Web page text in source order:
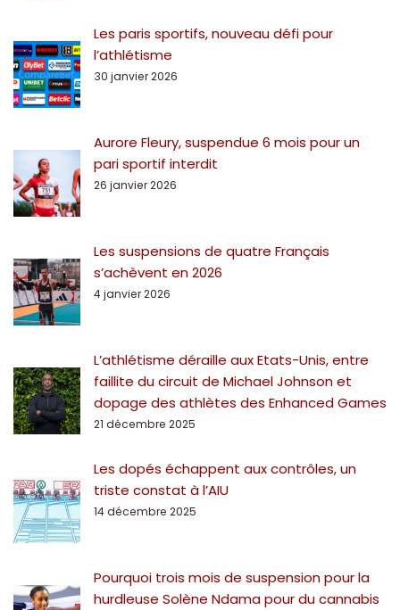
Les paris sportifs, nouveau défi pour
l’athlétisme
30 janvier 2026
Aurore Fleury, suspendue 6 mois pour un
pari sportif interdit
26 janvier 2026
Les suspensions de quatre Français
s’achèvent en 2026
4 janvier 2026
L’athlétisme déraille aux Etats-Unis, entre
faillite du circuit de Michael Johnson et
dopage des athlètes des Enhanced Games
21 décembre 2025
Les dopés échappent aux contrôles, un
triste constat à l’AIU
14 décembre 2025
Pourquoi trois mois de suspension pour la
hurdleuse Solène Ndama pour du cannabis